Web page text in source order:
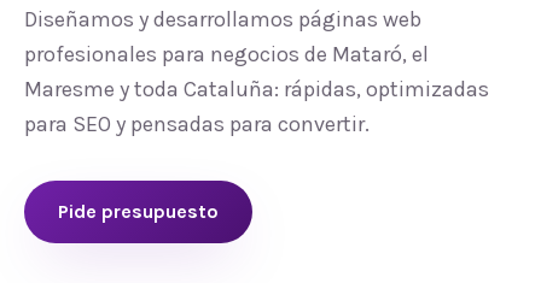
Diseñamos y desarrollamos páginas web
profesionales para negocios de Mataró, el
Maresme y toda Cataluña: rápidas, optimizadas
para SEO y pensadas para convertir.
Pide presupuesto